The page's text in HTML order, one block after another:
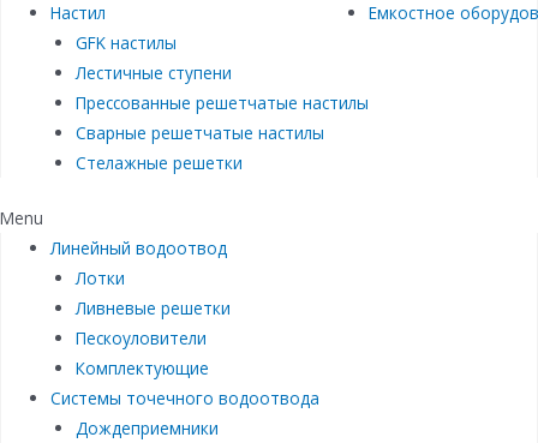
Настил
GFK настилы
Лестичные ступени
Прессованные решетчатые настилы
Сварные решетчатые настилы
Стелажные решетки
Емкостное
Menu
Линейный водоотвод
Лотки
Ливневые решетки
Пескоуловители
Комплектующие
Системы точечного водоотвода
Дождеприемники